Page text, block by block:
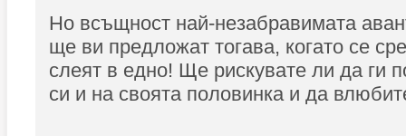
Но всъщност най-незабравимата
ще ви предложат тогава, когато се
слеят в едно! Ще рискувате ли да ги
си и на своята половинка и да